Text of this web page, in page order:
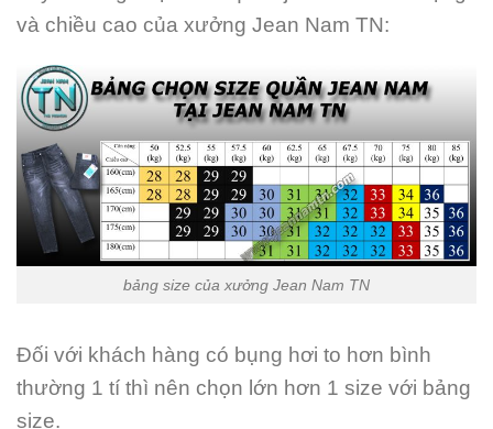
và chiều cao của xưởng Jean Nam TN:
bảng size của xưởng Jean Nam TN
Đối với khách hàng có bụng hơi to hơn bình
thường 1 tí thì nên chọn lớn hơn 1 size với bảng
size.